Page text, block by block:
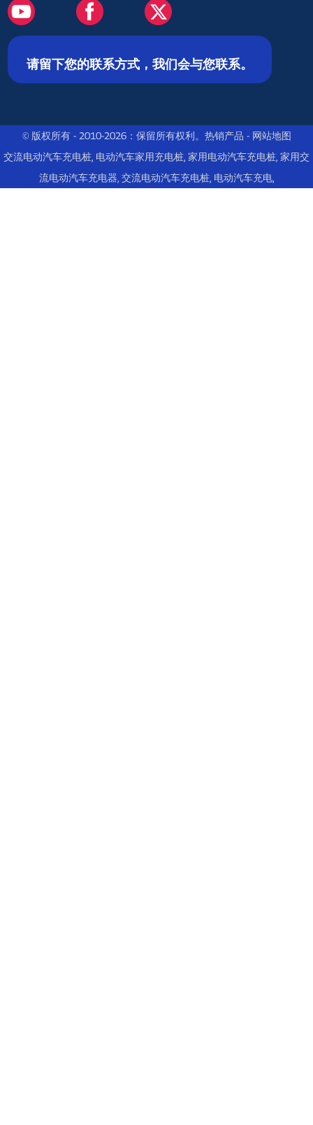
请留下您的联系方式，我们会与您联系。
© 版权所有 - 2010-2026：保留所有权利。 热销产品 - 网站地图
交流电动汽车充电桩 电动汽车家用充电桩 家用电动汽车充电桩 家用交
流电动汽车充电器 交流电动汽车充电桩, 电动汽车充电,